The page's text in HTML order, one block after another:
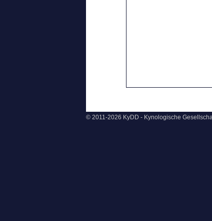
© 2011-2026 KyDD - Kynologische